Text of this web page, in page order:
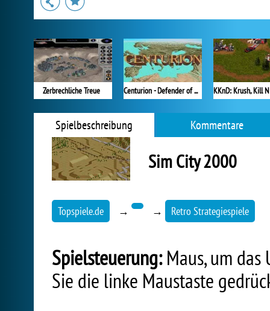
Zerbrechliche Treue Centurion - Defender of Rome
Spielbeschreibung Kommentare
Sim City 2000
Topspiele.de → → Retro Strategiespiele
Spielsteuerung:Maus, um das
Sie die linke Maustaste